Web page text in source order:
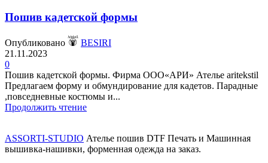
Пошив кадетской формы
Опубликовано
BESIRI
21.11.2023
0
Пошив кадетской формы. Фирма ООО«АРИ» Ателье aritekstil
Предлагаем форму и обмундирование для кадетов. Парадные
,повседневные костюмы и...
Продолжить чтение
ASSORTI-STUDIO Ателье пошив DTF Печать и Машинная
вышивка-нашивки, форменная одежда на заказ.